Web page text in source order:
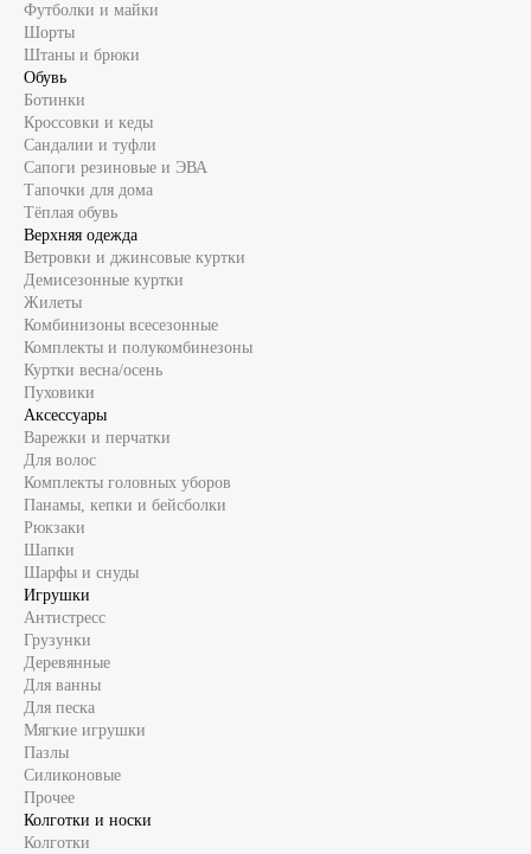
Футболки и майки
Шорты
Штаны и брюки
Обувь
Ботинки
Кроссовки и кеды
Сандалии и туфли
Сапоги резиновые и ЭВА
Тапочки для дома
Тёплая обувь
Верхняя одежда
Ветровки и джинсовые куртки
Демисезонные куртки
Жилеты
Комбинизоны всесезонные
Комплекты и полукомбинезоны
Куртки весна/осень
Пуховики
Аксессуары
Варежки и перчатки
Для волос
Комплекты головных уборов
Панамы, кепки и бейсболки
Рюкзаки
Шапки
Шарфы и снуды
Игрушки
Антистресс
Грузунки
Деревянные
Для ванны
Для песка
Мягкие игрушки
Пазлы
Силиконовые
Прочее
Колготки и носки
Колготки